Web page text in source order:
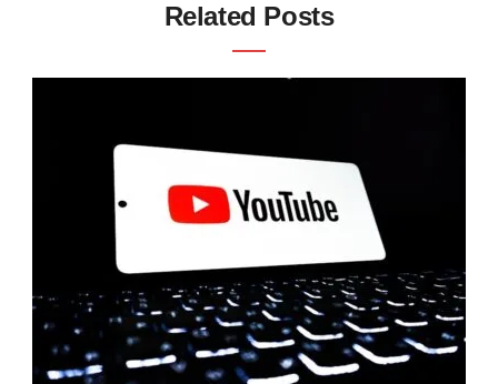
Related Posts